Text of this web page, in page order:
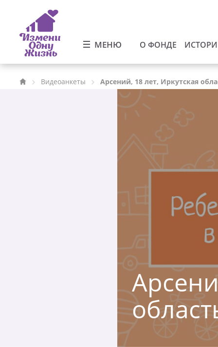
МЕНЮ О ФОНДЕ
Видеоанкеты Арсений, 18 лет, Иркутская